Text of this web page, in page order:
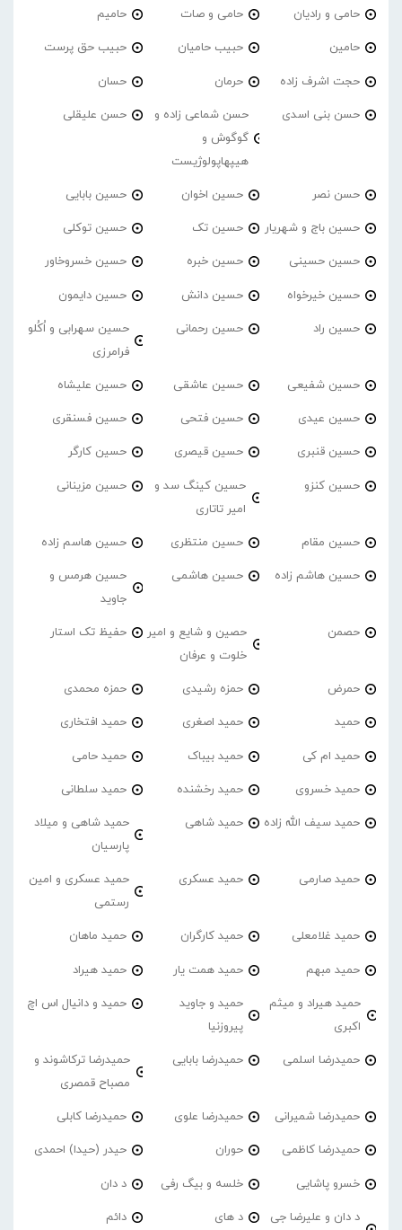
حامی و رادیان حامی و صات حامیم
حامین حبیب حامیان حبیب حق پرست
حجت اشرف زاده حرمان حسان
حسن بنی اسدی
حسن شماعی زاده و
گوگوش و
هیپهاپولوژیست
حسن علیقلی
حسن نصر حسین اخوان حسین بابایی
حسین باج و شهریار حسین تک حسین توکلی
حسین حسینی حسین خبره حسین خسروخاور
حسین خیرخواه حسین دانش حسین دایمون
حسین راد حسین رحمانی
حسین سهرابی و اُکُلو
فرامرزی
حسین شفیعی حسین عاشقی حسین علیشاه
حسین عیدی حسین فتحی حسین فسنقری
حسین قنبری حسین قیصری حسین کارگر
حسین کنزو
حسین کینگ سد و
امیر تاتاری
حسین مزینانی
حسین مقام حسین منتظری حسین هاسم زاده
حسین هاشم زاده حسین هاشمی
حسین هرمس و
جاوید
حصمن
حصین و شایع و امیر
خلوت و عرفان
حفیظ تک استار
حمرض حمزه رشیدی حمزه محمدی
حمید حمید اصغری حمید افتخاری
حمید ام کی حمید بیباک حمید حامی
حمید خسروی حمید رخشنده حمید سلطانی
حمید سیف الله زاده حمید شاهی
حمید شاهی و میلاد
پارسیان
حمید صارمی حمید عسکری
حمید عسکری و امین
رستمی
حمید غلامعلی حمید کارگران حمید ماهان
حمید مبهم حمید همت یار حمید هیراد
حمید هیراد و میثم
اکبری
حمید و جاوید
پیروزنیا
حمید و دانیال اس اچ
حمیدرضا اسلمی حمیدرضا بابایی
حمیدرضا ترکاشوند و
مصباح قمصری
حمیدرضا شمیرانی حمیدرضا علوی حمیدرضا کابلی
حمیدرضا کاظمی حوران حیدر (حیدا) احمدی
خسرو پاشایی خلسه و بیگ رفی د دان
د دان و علیرضا جی
د های دائم